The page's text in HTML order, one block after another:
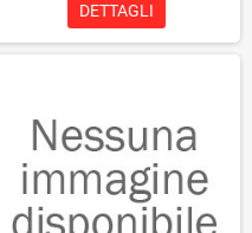
DETTAGLI